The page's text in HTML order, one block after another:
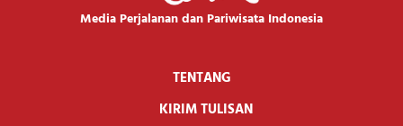
Media Perjalanan dan Pariwisata Indonesia
TENTANG
KIRIM TULISAN